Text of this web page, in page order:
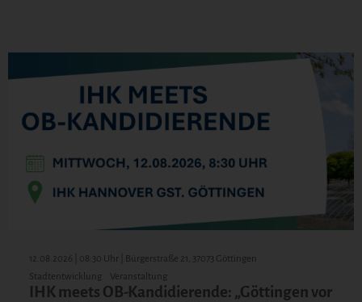
12.08.2026 | 08:30 Uhr | Bürgerstraße 21, 37073 Göttingen
Stadtentwicklung
Veranstaltung
IHK meets OB-Kandidierende: „Göttingen vor